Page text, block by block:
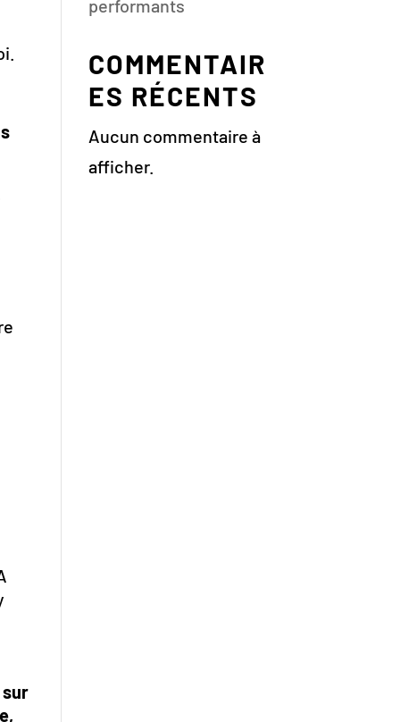
performants
COMMENTAIR
ES RÉCENTS
Aucun commentaire à
afficher.